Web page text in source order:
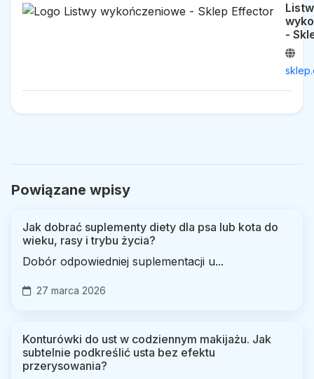
-
Powiązane wpisy
Jak dobrać suplementy diety dla psa lub kota do
wieku, rasy i trybu życia?
Dobór odpowiedniej suplementacji u...
27 marca 2026
Konturówki do ust w codziennym makijażu. Jak
subtelnie podkreślić usta bez efektu
przerysowania?